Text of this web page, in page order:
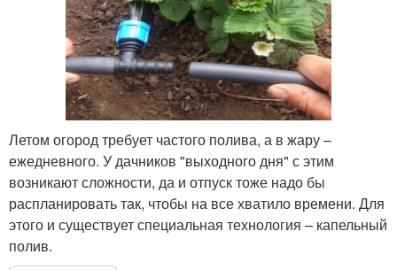
Летом огород требует частого полива, а в жару –
ежедневного. У дачников "выходного дня" с этим
возникают сложности, да и отпуск тоже надо бы
распланировать так, чтобы на все хватило времени. Для
этого и существует специальная технология – капельный
полив.